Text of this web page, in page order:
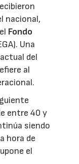
nacional,
Fondo
Una
del
al
entre 40 y
siendo
hora de
el